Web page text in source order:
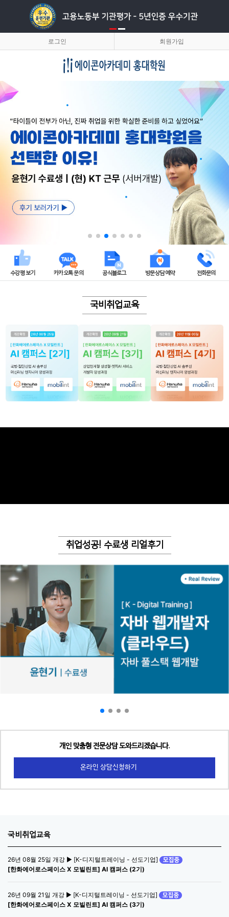
로그인 회원가입
수강평 보기 카카오톡 문의 공식블로그 방문상담 예약 전화문의
국비취업교육
취업성공! 수료생 리얼후기
개인 맞춤형 전문상담 도와드리겠습니다.
온라인 상담신청하기
국비취업교육
26년 08월 25일 개강 ▶ [K-디지털트레이닝 - 선도기업]
[한화에어로스페이스 X 모빌린트] AI 캠퍼스 (2기)
26년 09월 21일 개강 ▶ [K-디지털트레이닝 - 선도기업]
[한화에어로스페이스 X 모빌린트] AI 캠퍼스 (3기)